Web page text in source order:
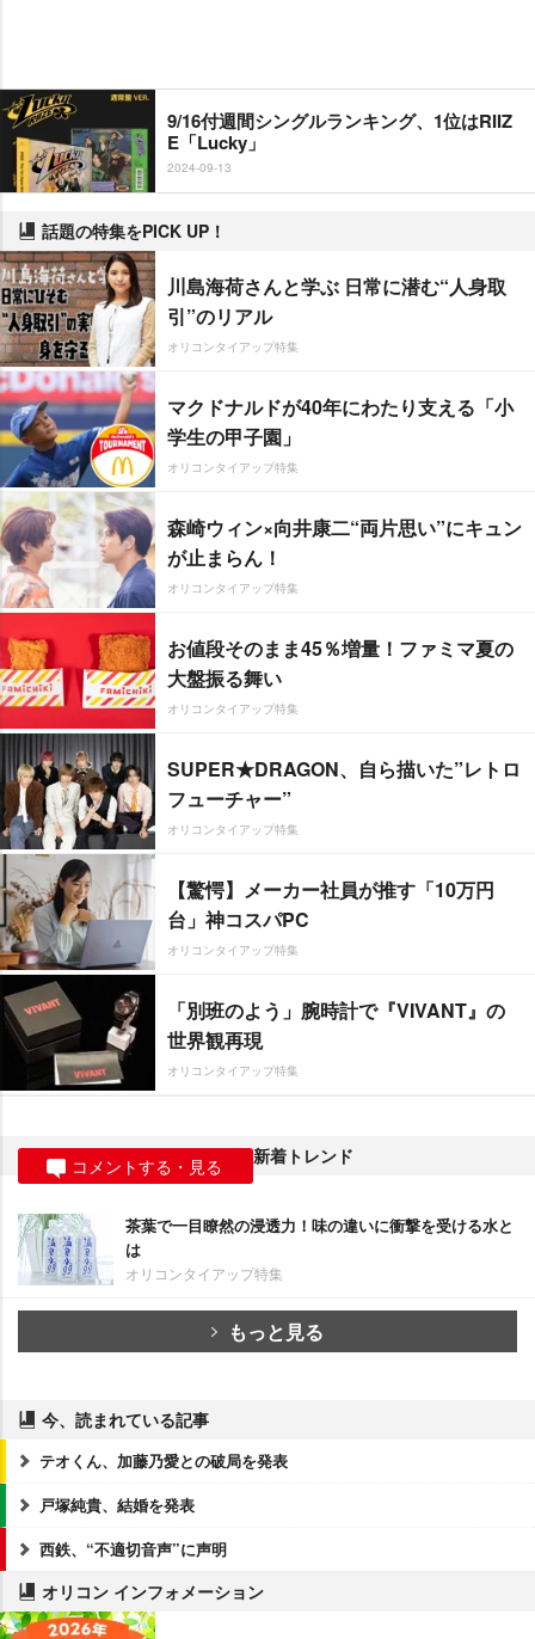
9/16付週間シングルランキング、1位はRIIZ
E「Lucky」
2024-09-13
話題の特集をPICK UP！
川島海荷さんと学ぶ 日常に潜む“人身取
引”のリアル
オリコンタイアップ特集
マクドナルドが40年にわたり支える「小
学生の甲子園」
オリコンタイアップ特集
森崎ウィン×向井康二“両片思い”にキュン
が止まらん！
オリコンタイアップ特集
お値段そのまま45％増量！ファミマ夏の
大盤振る舞い
オリコンタイアップ特集
SUPER★DRAGON、自ら描いた”レトロ
フューチャー”
オリコンタイアップ特集
【驚愕】メーカー社員が推す「10万円
台」神コスパPC
オリコンタイアップ特集
「別班のよう」腕時計で『VIVANT』の
世界観再現
オリコンタイアップ特集
コメントする・見る 新着トレンド
茶葉で一目瞭然の浸透力！味の違いに衝撃を受ける水と
は
オリコンタイアップ特集
もっと見る
今、読まれている記事
テオくん、加藤乃愛との破局を発表
戸塚純貴、結婚を発表
西鉄、“不適切音声”に声明
オリコン インフォメーション